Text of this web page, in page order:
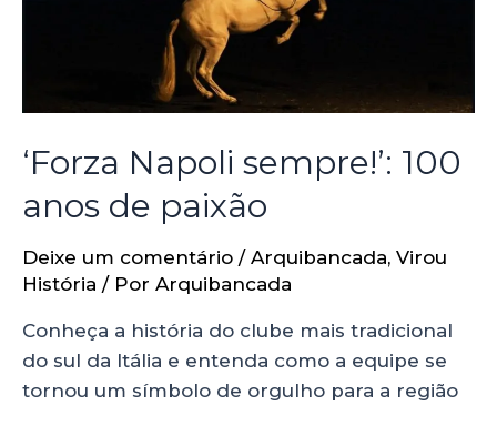
‘Forza Napoli sempre!’: 100
anos de paixão
Deixe um comentário / Arquibancada, Virou
História / Por Arquibancada
Conheça a história do clube mais tradicional
do sul da Itália e entenda como a equipe se
tornou um símbolo de orgulho para a região